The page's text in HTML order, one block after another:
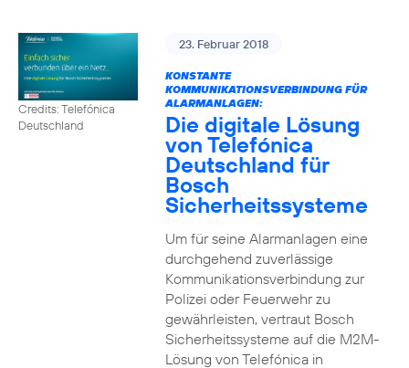
Credits: Telefónica
Deutschland
23. Februar 2018
KONSTANTE
KOMMUNIKATIONSVERBINDUNG FÜR
ALARMANLAGEN:
Die digitale Lösung
von Telefónica
Deutschland für
Bosch
Sicherheitssysteme
Um für seine Alarmanlagen eine
durchgehend zuverlässige
Kommunikationsverbindung zur
Polizei oder Feuerwehr zu
gewährleisten, vertraut Bosch
Sicherheitssysteme auf die M2M-
Lösung von Telefónica in